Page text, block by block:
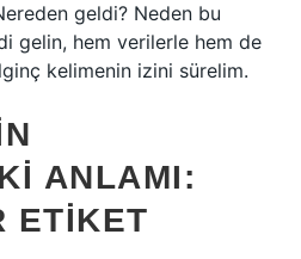
geldi? Neden bu
gelin, hem verilerle hem de
kelimenin izini sürelim.
ANLAMI:
ETIKET